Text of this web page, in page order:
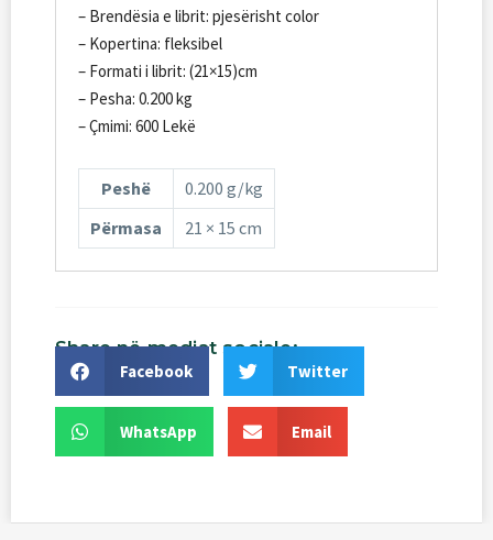
– Brendësia e librit: pjesërisht color
– Kopertina: fleksibel
– Formati i librit: (21×15)cm
– Pesha: 0.200 kg
– Çmimi: 600 Lekë
Peshë
0.200 g/kg
Përmasa
21 × 15 cm
Share në mediat sociale:
Facebook Twitter
WhatsApp Email